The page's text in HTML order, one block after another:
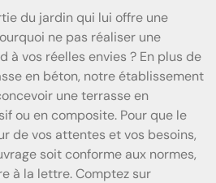
du jardin qui lui offre une
ne pas réaliser une
à vos réelles envies ? En plus de
en béton, notre établissement
une terrasse en
ou en composite. Pour que le
de vos attentes et vos besoins,
soit conforme aux normes,
à la lettre. Comptez sur